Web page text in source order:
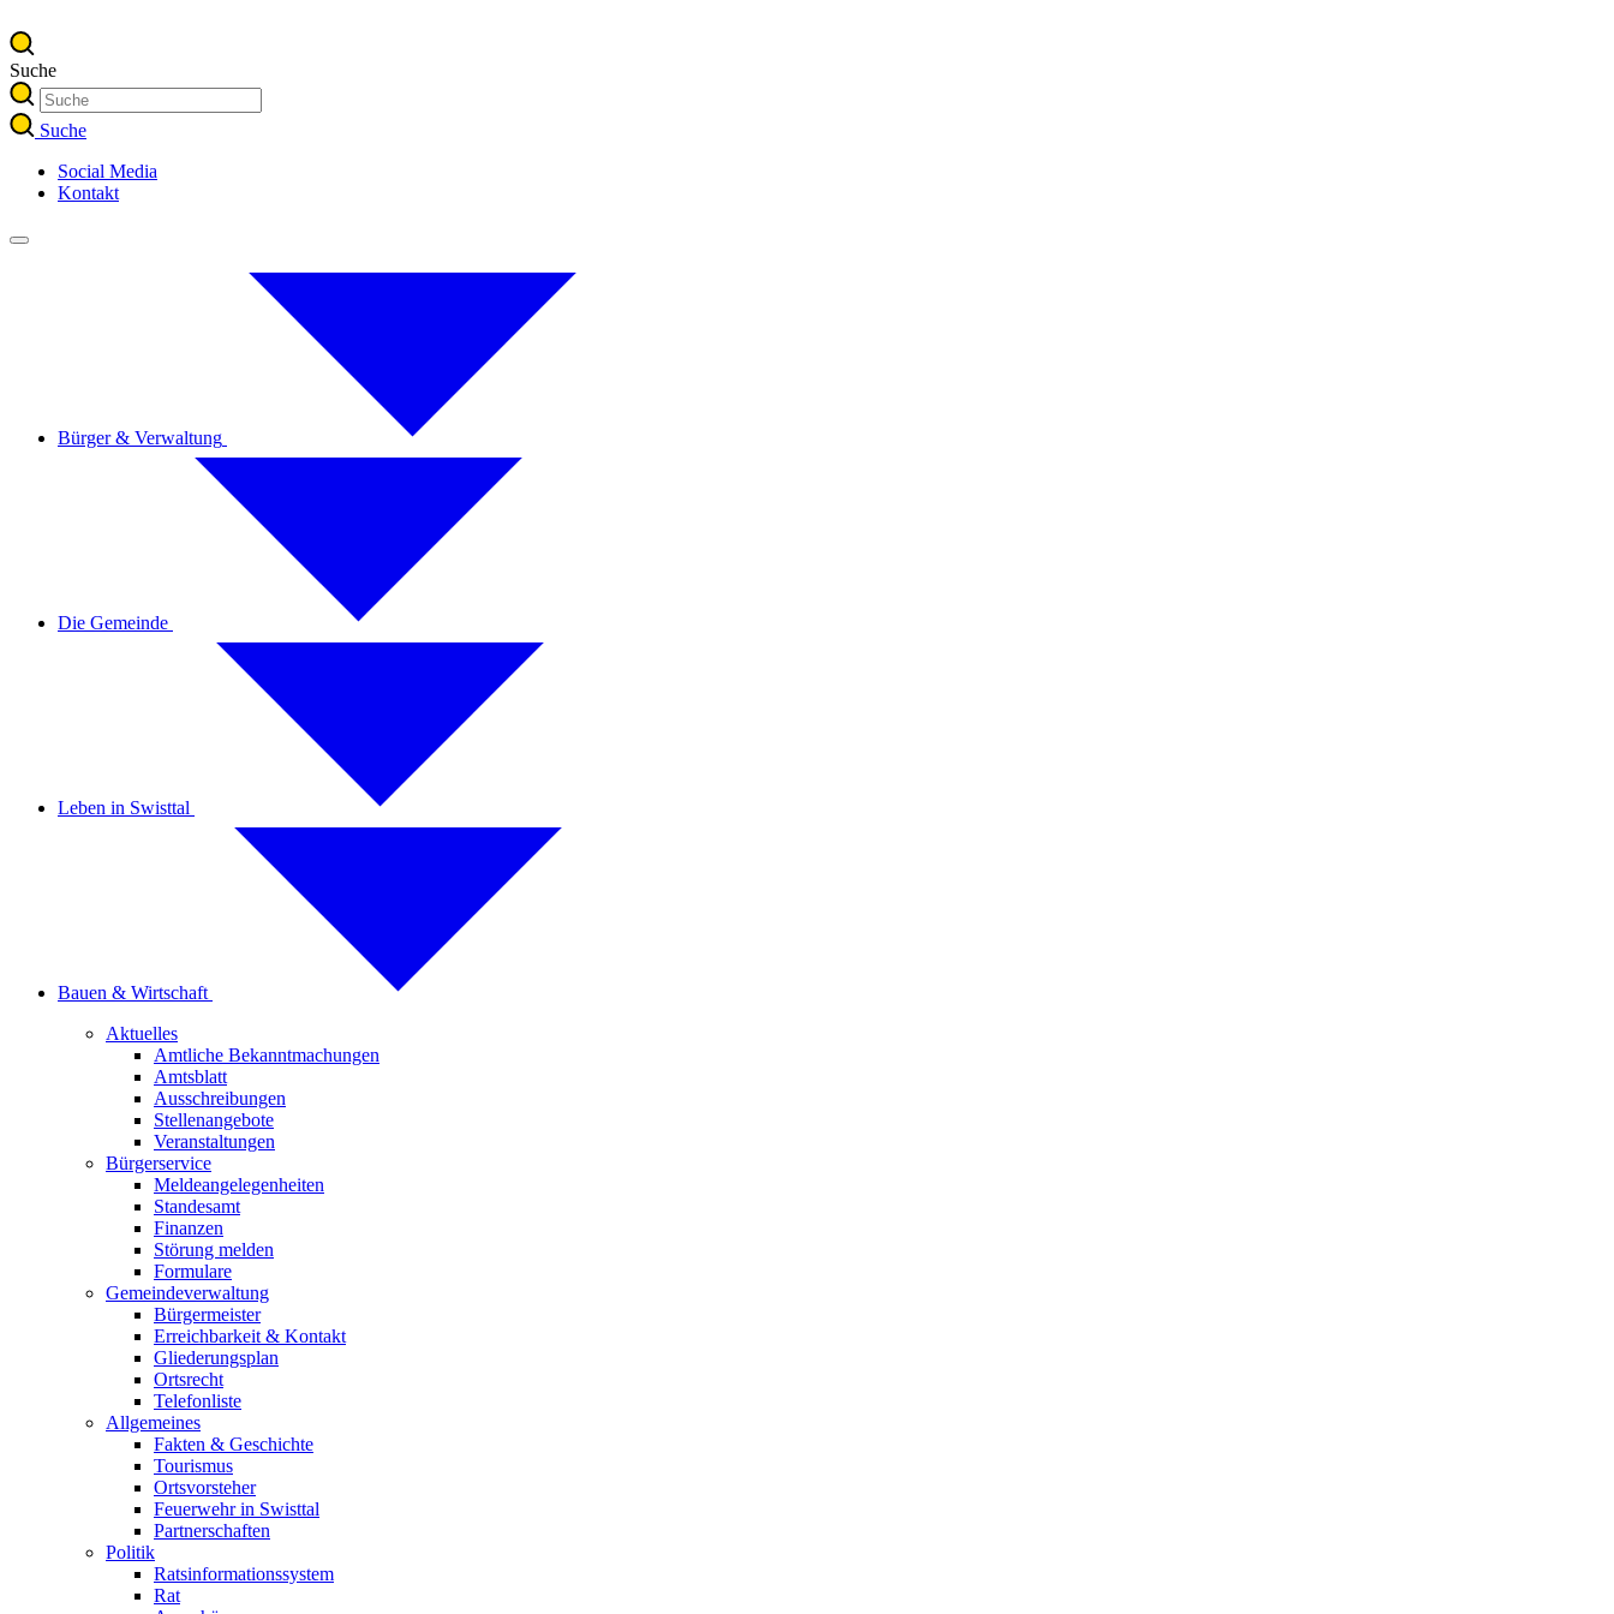
Suche
Suche
Social Media
Kontakt
Bürger & Verwaltung
Die Gemeinde
Leben in Swisttal
Bauen & Wirtschaft
Aktuelles
Amtliche Bekanntmachungen
Amtsblatt
Ausschreibungen
Stellenangebote
Veranstaltungen
Bürgerservice
Meldeangelegenheiten
Standesamt
Finanzen
Störung melden
Formulare
Gemeindeverwaltung
Bürgermeister
Erreichbarkeit & Kontakt
Gliederungsplan
Ortsrecht
Telefonliste
Allgemeines
Fakten & Geschichte
Tourismus
Ortsvorsteher
Feuerwehr in Swisttal
Partnerschaften
Politik
Ratsinformationssystem
Rat